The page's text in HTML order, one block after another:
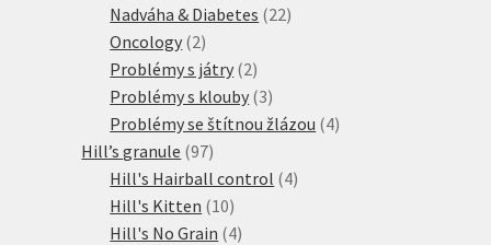
produktů
Nadváha & Diabetes 2222
Oncology 22
produkty
Problémy s játry 22
produkty
Problémy s klouby 33
produkty
Problémy se štítnou žlázou 44
Hill’s granule 9797
produktů
Hill's Hairball control 44
Hill's Kitten 1010
produktů
Hill's No Grain 44